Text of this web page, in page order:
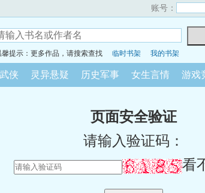
账号：
馨提示：更多作品，请搜索查找 临时书架 我的书架
侠 灵异悬疑 历史军事 女生言情 游戏
页面安全验证
请输入验证码：
看